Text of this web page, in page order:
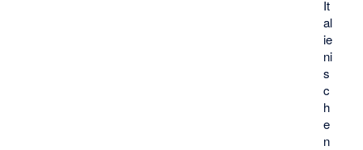
It
al
ie
ni
s
c
h
e
n